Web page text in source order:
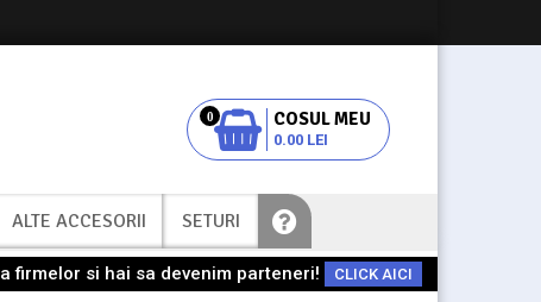
0.00 LEI
0
ALTE ACCESORII SETURI
firmelor si hai sa devenim parteneri! CLICK AICI